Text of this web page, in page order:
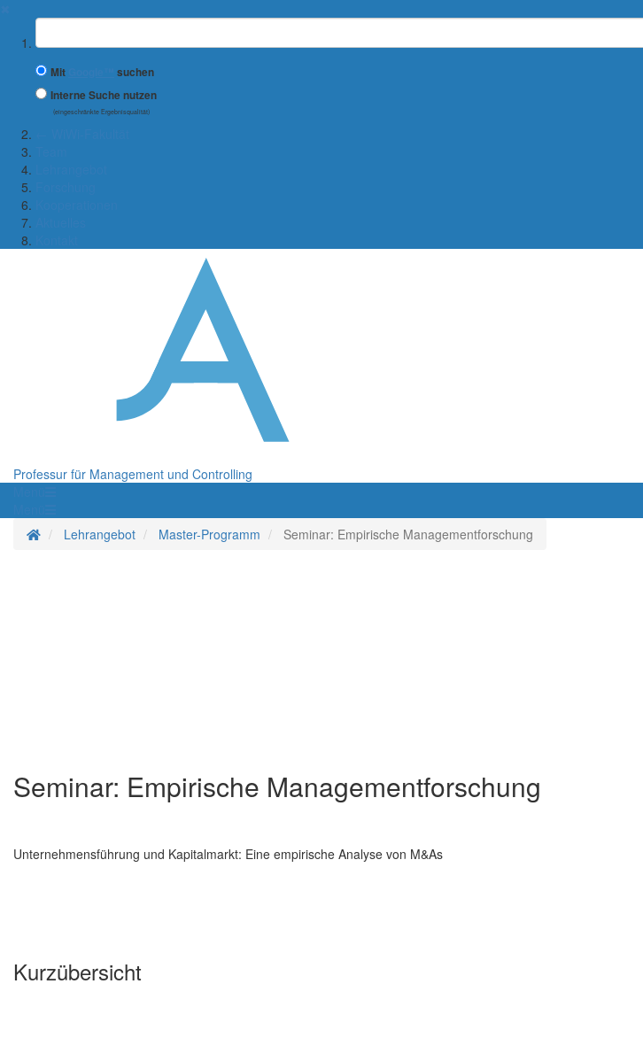
Suchbegriff
Mit
suchen
Interne Suche nutzen
(eingeschränkte Ergebnisqualität)
Professur für Management und Controlling
StartseiteLehrangebot Master-Programm Seminar: Empirische Managementforschung
Seminar: Empirische Managementforschung
Unternehmensführung und Kapitalmarkt: Eine empirische Analyse von M&As
Kurzübersicht